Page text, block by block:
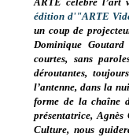
édition d'"ARTE
un coup de
Dominique
courtes, sans
déroutantes,
l’antenne, dans la
forme de la chaîne
présentatrice,
Culture, nous